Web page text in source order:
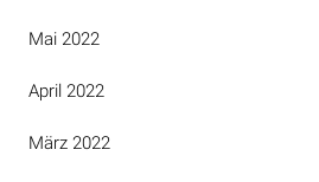
Mai 2022
April 2022
März 2022